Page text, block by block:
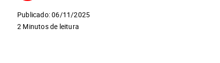
Publicado: 06/11/2025
2 Minutos de leitura